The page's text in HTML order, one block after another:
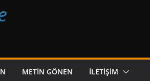
METIN GÖNEN İLETIŞIM